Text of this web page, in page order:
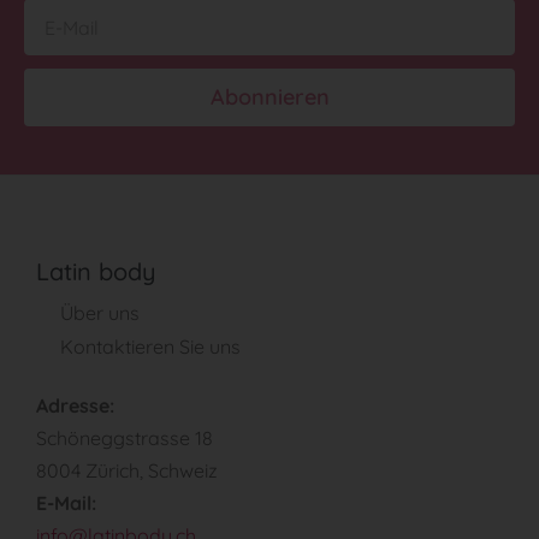
Abonnieren
Latin body
Über uns
Kontaktieren Sie uns
Adresse:
Schöneggstrasse 18
8004 Zürich, Schweiz
E-Mail: